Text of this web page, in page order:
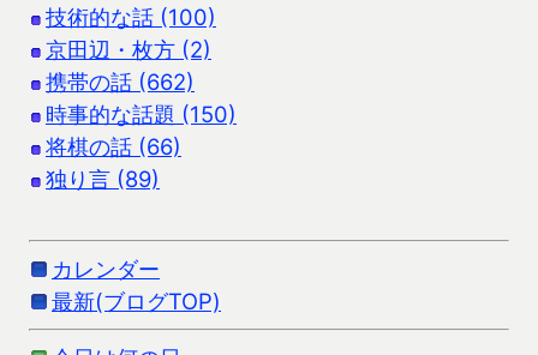
技術的な話 (100)
京田辺・枚方 (2)
携帯の話 (662)
時事的な話題 (150)
将棋の話 (66)
独り言 (89)
カレンダー
最新(ブログTOP)